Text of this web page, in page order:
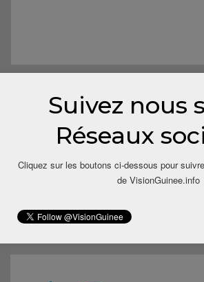
Save my name, email, and website in this
Suivez nous
Réseaux
Cliquez sur les boutons ci-dessous pour
de VisionGuinee.info